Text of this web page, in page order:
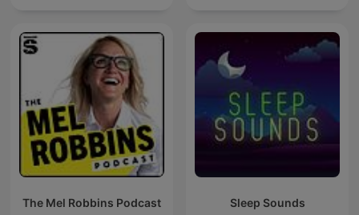
The Mel Robbins Podcast Sleep Sounds